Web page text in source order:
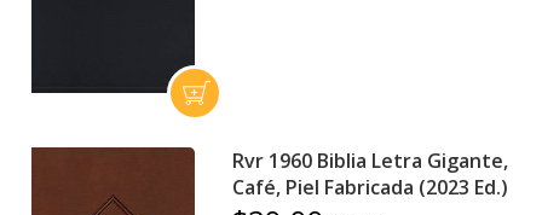
Rvr 1960 Biblia Letra Gigante,
Café, Piel Fabricada (2023 Ed.)